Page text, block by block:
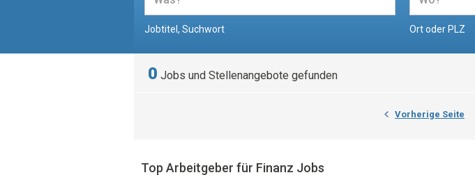
Jobtitel, Suchwort Ort oder PLZ
0 Jobs und Stellenangebote gefunden
Vorherige Seite
Top Arbeitgeber für Finanz Jobs